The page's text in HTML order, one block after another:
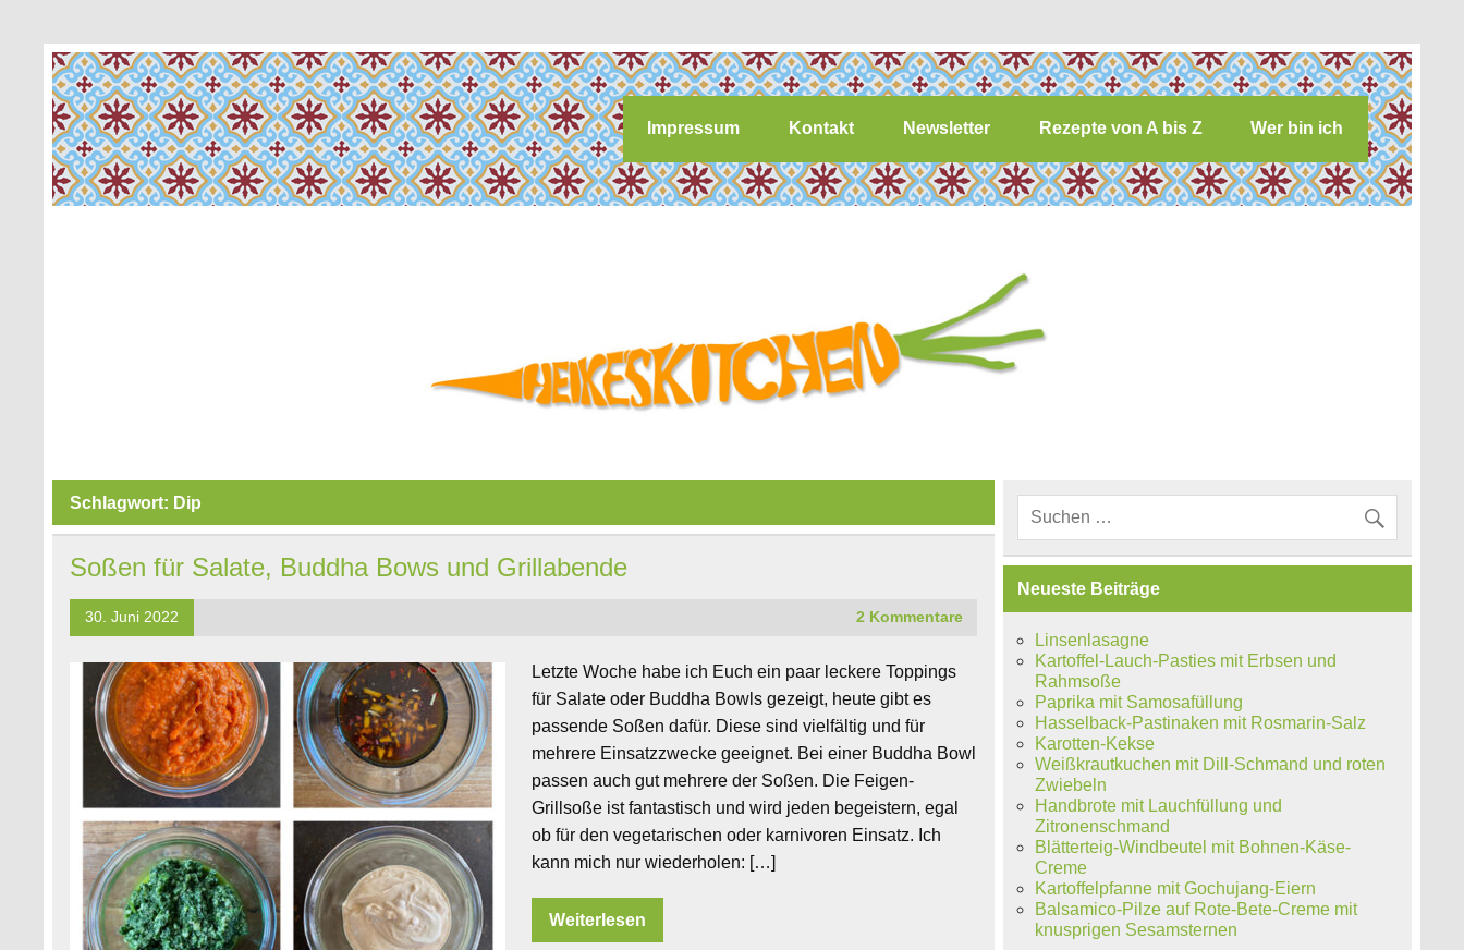
Impressum Kontakt Newsletter Rezepte von A bis Z Wer bin ich
Schlagwort: Dip
Soßen für Salate, Buddha Bows und Grillabende
30. Juni 2022 2 Kommentare
Letzte Woche habe ich Euch ein paar leckere Toppings
für Salate oder Buddha Bowls gezeigt, heute gibt es
passende Soßen dafür. Diese sind vielfältig und für
mehrere Einsatzzwecke geeignet. Bei einer Buddha Bowl
passen auch gut mehrere der Soßen. Die Feigen-
Grillsoße ist fantastisch und wird jeden begeistern, egal
ob für den vegetarischen oder karnivoren Einsatz. Ich
kann mich nur wiederholen: […]
Weiterlesen
Neueste Beiträge
Linsenlasagne
Kartoffel-Lauch-Pasties mit Erbsen und
Rahmsoße
Paprika mit Samosafüllung
Hasselback-Pastinaken mit Rosmarin-Salz
Karotten-Kekse
Weißkrautkuchen mit Dill-Schmand und roten
Zwiebeln
Handbrote mit Lauchfüllung und
Zitronenschmand
Blätterteig-Windbeutel mit Bohnen-Käse-
Creme
Kartoffelpfanne mit Gochujang-Eiern
Balsamico-Pilze auf Rote-Bete-Creme mit
knusprigen Sesamsternen